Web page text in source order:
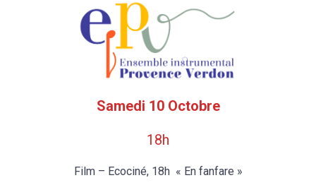
Samedi 10 Octobre
18h
Film – Ecociné, 18h « En fanfare »